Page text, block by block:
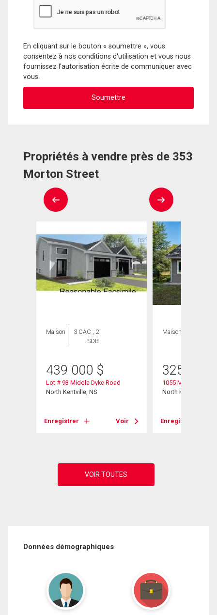
En cliquant sur le bouton « soumettre », vous
consentez à nos conditions d'utilisation et vous nous
fournissez l'autorisation écrite de communiquer avec
vous.
Propriétés à vendre près de 353
Morton Street
Maison
3 CAC , 2
SDB
439 000 $
Lot # 93 Middle Dyke Road
North Kentville, NS
Enregistrer Voir
Maison
325 000
1055 Marie
North Kentville, NS
Enregistrer
Données démographiques